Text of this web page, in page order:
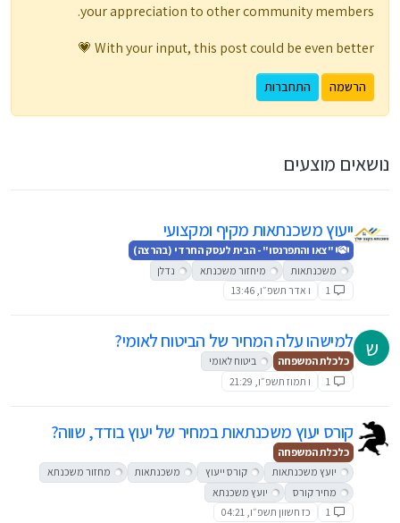
your appreciation to other community members.
With your input, this post could be even better 💗
הרשמה התחברות
נושאים מוצעים
ייעוץ משכנתאות מקיף ומקצועי
"צאו והתפרנסו" - הבית לעסק החרדי (בהרצה)
משכנתאות
מיחזור משכנתא
נדלן
1
ו אדר תשפ״ו, 13:46
ש למישהו עלה המחיר של הביטוח לאומי?
כלכלת המשפחה
ביטוח לאומי
1
ו תמוז תשפ״ו, 21:29
קורס יעוץ משכנתאות במחיר של יעוץ בודד, שווה?
כלכלת המשפחה
יועץ משכנתאות
קורס ייעוץ משכנתאות
מחזור משכנתא
מחיר קורס
יועץ משכנתא
1
כז חשוון תשפ״ו, 04:21